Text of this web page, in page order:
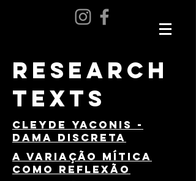
RESEARCH
TEXTS
Cleyde yaconis -
dama discreta
A variação mítica
como reflexão